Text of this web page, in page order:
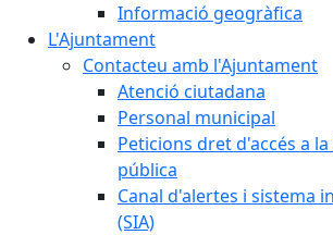
Informació geogràfica
L'Ajuntament
Contacteu amb l'Ajuntament
Atenció ciutadana
Personal municipal
Peticions dret d'accés a
pública
Canal d'alertes i sistema
(SIA)